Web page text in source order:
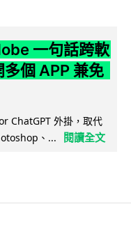
一句話跨軟
個 APP 兼免
ChatGPT 外掛，取代
、...
閱讀全文